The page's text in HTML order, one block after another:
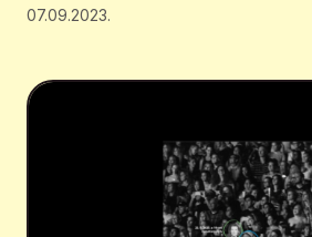
07.09.2023.